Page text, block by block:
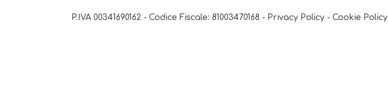
P.IVA 00341690162 - Codice Fiscale: 81003470168 - Privacy Policy - Cookie Policy